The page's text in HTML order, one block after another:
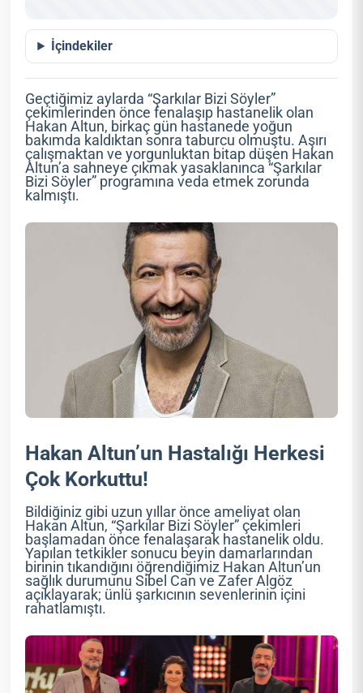
İçindekiler
Geçtiğimiz aylarda “Şarkılar Bizi Söyler”
çekimlerinden önce fenalaşıp hastanelik olan
Hakan Altun, birkaç gün hastanede yoğun
bakımda kaldıktan sonra taburcu olmuştu. Aşırı
çalışmaktan ve yorgunluktan bitap düşen Hakan
Altun’a sahneye çıkmak yasaklanınca “Şarkılar
Bizi Söyler” programına veda etmek zorunda
kalmıştı.
Hakan Altun’un Hastalığı Herkesi
Çok Korkuttu!
Bildiğiniz gibi uzun yıllar önce ameliyat olan
Hakan Altun, “Şarkılar Bizi Söyler” çekimleri
başlamadan önce fenalaşarak hastanelik oldu.
Yapılan tetkikler sonucu beyin damarlarından
birinin tıkandığını öğrendiğimiz Hakan Altun’un
sağlık durumunu Sibel Can ve Zafer Algöz
açıklayarak; ünlü şarkıcının sevenlerinin içini
rahatlamıştı.